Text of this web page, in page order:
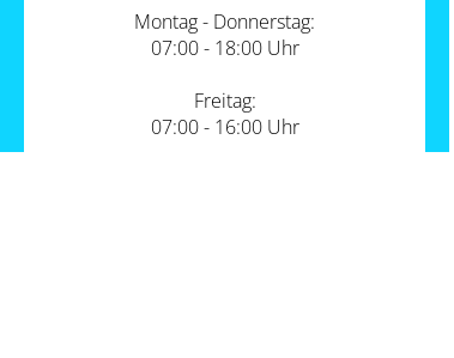
Montag - Donnerstag:
07:00 - 18:00 Uhr
Freitag:
07:00 - 16:00 Uhr